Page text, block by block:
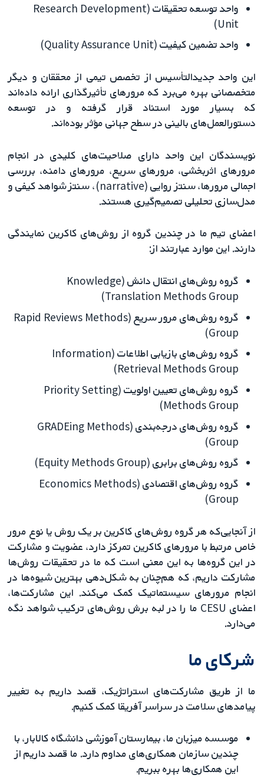
واحد توسعه تحقیقات (Research Development
Unit)
واحد تضمین کیفیت (Quality Assurance Unit)
این واحد جدیدالتأسیس از تخصص تیمی از محققان و دیگر
متخصصانی بهره می‌برد که مرورهای تأثیرگذاری ارائه داده‌اند
که بسیار مورد استناد قرار گرفته و در توسعه
دستورالعمل‌های بالینی در سطح جهانی مؤثر بوده‌اند.
نویسندگان این واحد دارای صلاحیت‌های کلیدی در انجام
مرورهای اثربخشی، مرورهای سریع، مرورهای دامنه‌، بررسی
اجمالی مرورها، سنتز روایی (narrative)، سنتز شواهد کیفی و
مدل‌سازی تحلیلی تصمیم‌گیری هستند.
اعضای تیم ما در چندین گروه از روش‌های کاکرین نمایندگی
دارند. این موارد عبارتند از:
گروه روش‌های انتقال دانش (Knowledge
Translation Methods Group)
گروه روش‌های مرور سریع (Rapid Reviews Methods
Group)
گروه روش‌های بازیابی اطلاعات (Information
Retrieval Methods Group)
گروه روش‌های تعیین اولویت (Priority Setting
Methods Group)
گروه روش‌های درجه‌بندی (GRADEing Methods
Group)
گروه روش‌های برابری (Equity Methods Group)
گروه روش‌های اقتصادی (Economics Methods
Group)
از آنجایی‌که هر گروه روش‌های کاکرین بر یک روش یا نوع مرور
خاص مرتبط با مرورهای کاکرین تمرکز دارد، عضویت و مشارکت
در این گروه‌ها به این معنی است که ما در تحقیقات روش‌ها
مشارکت داریم، که هم‌چنان به شکل‌دهی بهترین شیوه‌ها در
انجام مرورهای سیستماتیک کمک می‌کند. این مشارکت‌ها،
اعضای CESU ما را در لبه برش روش‌های ترکیب شواهد نگه
می‌دارد.
شرکای ما
ما از طریق مشارکت‌های استراتژیک، قصد داریم به تغییر
پیامدهای سلامت در سراسر آفریقا کمک کنیم.
موسسه میزبان ما، بیمارستان آموزشی دانشگاه کالابار، با
چندین سازمان همکاری‌های مداوم دارد. ما قصد داریم از
این همکاری‌ها بهره ببریم.